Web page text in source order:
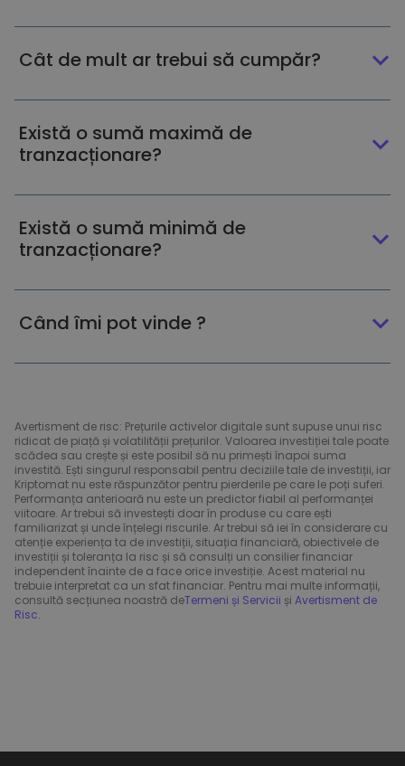
Cât de mult ar trebui să cumpăr?
Există o sumă maximă de
tranzacționare?
Există o sumă minimă de
tranzacționare?
Când îmi pot vinde ?
Avertisment de risc: Prețurile activelor digitale sunt supuse unui risc
ridicat de piață și volatilității prețurilor. Valoarea investiției tale poate
scădea sau crește și este posibil să nu primești înapoi suma
investită. Ești singurul responsabil pentru deciziile tale de investiții, iar
Kriptomat nu este răspunzător pentru pierderile pe care le poți suferi.
Performanța anterioară nu este un predictor fiabil al performanței
viitoare. Ar trebui să investești doar în produse cu care ești
familiarizat și unde înțelegi riscurile. Ar trebui să iei în considerare cu
atenție experiența ta de investiții, situația financiară, obiectivele de
investiții și toleranța la risc și să consulți un consilier financiar
independent înainte de a face orice investiție. Acest material nu
trebuie interpretat ca un sfat financiar. Pentru mai multe informații,
consultă secțiunea noastră deTermeni și Servicii și Avertisment de
Risc.